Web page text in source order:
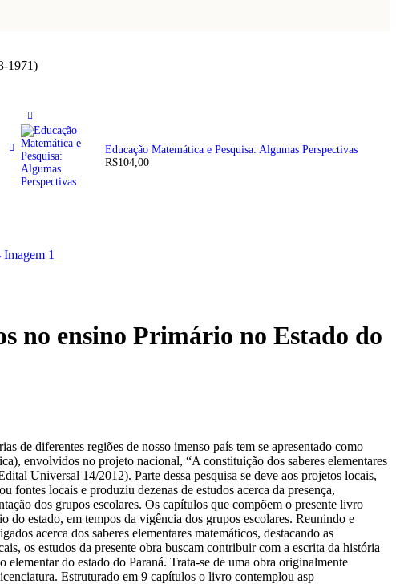
1971)
Educação Matemática e Pesquisa: Algumas Perspectivas
R$104,00
no ensino Primário no Estado do
de diferentes regiões de nosso imenso país tem se apresentado como
envolvidos no projeto nacional, “A constituição dos saberes elementares
Universal 14/2012). Parte dessa pesquisa se deve aos projetos locais,
fontes locais e produziu dezenas de estudos acerca da presença,
dos grupos escolares. Os capítulos que compõem o presente livro
do estado, em tempos da vigência dos grupos escolares. Reunindo e
acerca dos saberes elementares matemáticos, destacando as
os estudos da presente obra buscam contribuir com a escrita da história
do estado do Paraná. Trata-se de uma obra originalmente
Estruturado em 9 capítulos o livro contemplou asp